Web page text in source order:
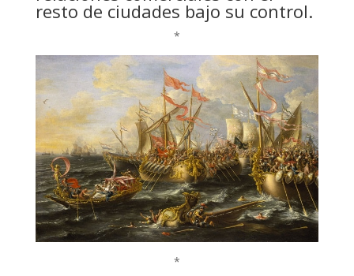
resto de ciudades bajo su control.
*
*